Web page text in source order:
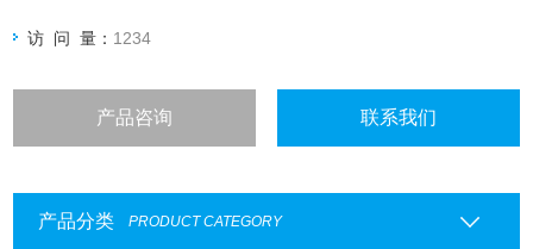
访 问 量： 1234
产品咨询 联系我们
产品分类 PRODUCT CATEGORY